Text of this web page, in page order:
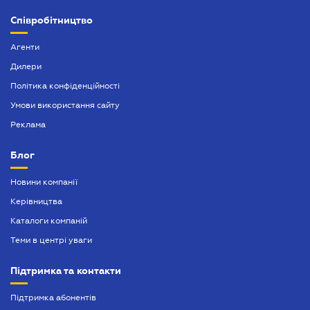
Нотаріально завірений переклад
Оформлення афідевіта
Оформлення довіреності
Посвідчення нотаріальних заяв
Співробітництво
Агенти
Дилери
Політика конфіденційності
Умови використання сайту
Реклама
Блог
Новини компанії
Керівництва
Каталоги компаній
Теми в центрі уваги
Підтримка та контакти
Підтримка абонентів